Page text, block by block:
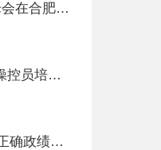
中国电力建设企业协会《电力建设工法评价导则》 二稿讨论会在合肥召开
理论筑基 实操赋能 2026年第一期电力无人机应急救援专业操控员培训班成功举办
秉正道干实事 以实绩庆百年 —— 中国电力建设企业协会以正确政绩观书写能源报国答卷、献礼建党105周年